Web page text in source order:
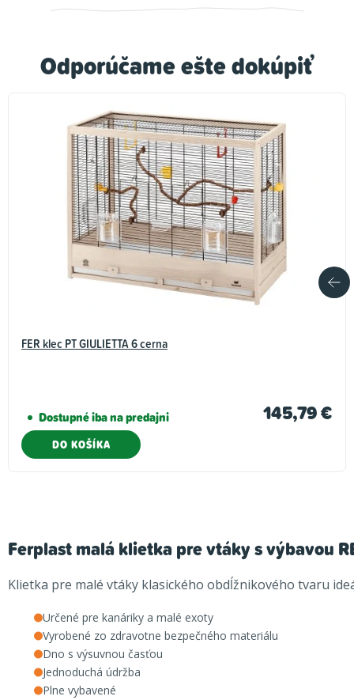
Odporúčame ešte dokúpiť
FER klec PT GIULIETTA 6 cerna
Dostupné iba na predajni 145,79 €
DO KOŠÍKA
Ferplast malá klietka pre vtáky s výbavou
Klietka pre malé vtáky klasického obdĺžnikového tvaru
Určené pre kanáriky a malé exoty
Vyrobené zo zdravotne bezpečného materiálu
Dno s výsuvnou časťou
Jednoduchá údržba
Plne vybavené